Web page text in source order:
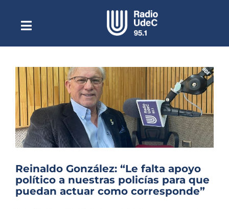
contenidoToggle
NavigationEscuchar Radio UdeC en vivo
Quiénes Somos
Programación
Podcast
Noticias
Columnas
Música Clásica
Reinaldo González: “Le falta apoyo
político a nuestras policías para que
puedan actuar como corresponde”